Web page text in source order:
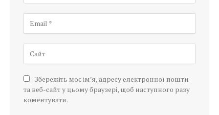
Збережіть моє ім’я, адресу електронної пошти
та веб-сайт у цьому браузері, щоб наступного разу
коментувати.